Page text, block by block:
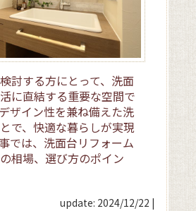
討する方にとって、洗面
に直結する重要な空間で
ザイン性を兼ね備えた洗
で、快適な暮らしが実現
では、洗面台リフォーム
相場、選び方のポイン
update: 2024/12/22 |